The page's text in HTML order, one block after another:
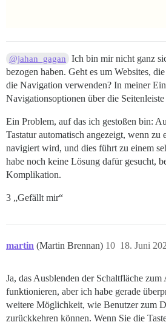
@jahan_gagan
Ich bin mir nicht ganz
bezogen haben. Geht es um Websites,
die Navigation verwenden? In meiner
Navigationsoptionen über die
Ein Problem, auf das ich gestoßen bin:
Tastatur automatisch angezeigt, wenn zu
navigiert wird, und dies führt zu einem
habe noch keine Lösung dafür gesucht,
Komplikation.
3 „Gefällt mir“
martin (Martin Brennan) 18. Juni
10
Ja, das Ausblenden der Schaltfläche
funktionieren, aber ich habe gerade
weitere Möglichkeit, wie Benutzer zum
zurückkehren können. Wenn Sie die